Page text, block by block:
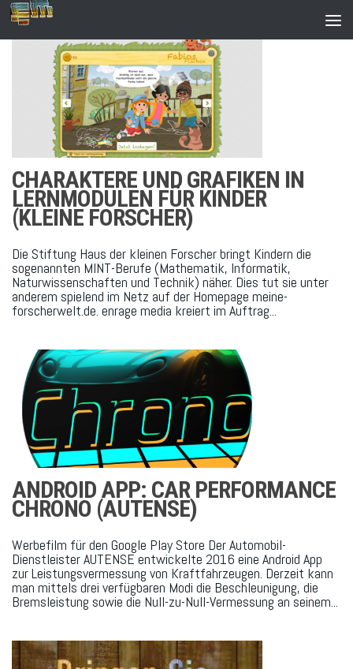
Zum Inhalt springen
CHARAKTERE UND GRAFIKEN IN
LERNMODULEN FÜR KINDER
(KLEINE FORSCHER)
Die Stiftung Haus der kleinen Forscher bringt Kindern die
sogenannten MINT-Berufe (Mathematik, Informatik,
Naturwissenschaften und Technik) näher. Dies tut sie unter
anderem spielend im Netz auf der Homepage meine-
forscherwelt.de. enrage media kreiert im Auftrag...
ANDROID APP: CAR PERFORMANCE
CHRONO (AUTENSE)
Werbefilm für den Google Play Store Der Automobil-
Dienstleister AUTENSE entwickelte 2016 eine Android App
zur Leistungsvermessung von Kraftfahrzeugen. Derzeit kann
man mittels drei verfügbaren Modi die Beschleunigung, die
Bremsleistung sowie die Null-zu-Null-Vermessung an seinem...